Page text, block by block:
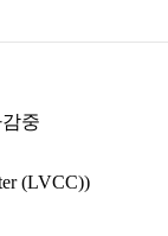
중
(LVCC))